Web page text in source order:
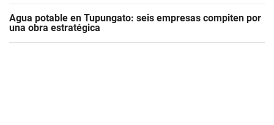
Agua potable en Tupungato: seis empresas compiten por
una obra estratégica